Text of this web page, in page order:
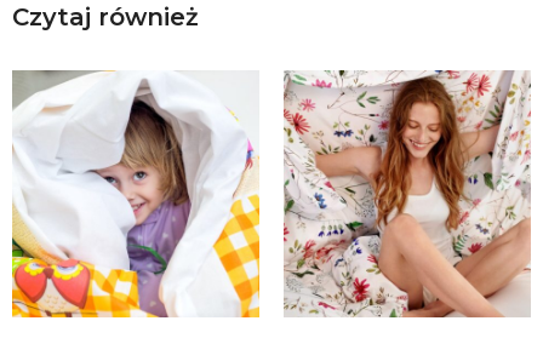
Czytaj również